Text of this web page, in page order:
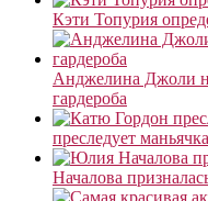
Кэти Топурия
Анджелина Джоли
гардероба
преследует маньячка
Началова